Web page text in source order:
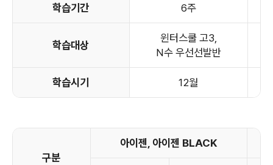
학습기간 6주
학습대상
윈터스쿨 고3,
N수 우선선발반
학습시기 12월
구분
아이젠, 아이젠 BLACK